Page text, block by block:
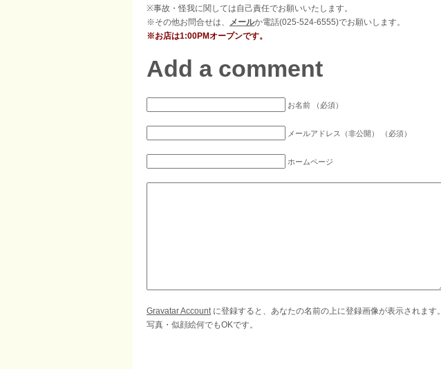
※事故・怪我に関しては自己責任でお願いいたします。
※その他お問合せは、 メールか電話(025-524-6555)でお願いします。
※お店は1:00PMオープンです。
Add a comment
お名前 （必須）
メールアドレス（非公開） （必須）
ホームページ
Gravatar Accountに登録すると、あなたの名前の上に登録画像が表示されます。
写真・似顔絵何でもOKです。